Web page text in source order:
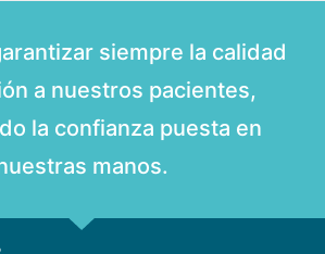
siempre la calidad
a nuestros pacientes,
la confianza puesta en
manos.